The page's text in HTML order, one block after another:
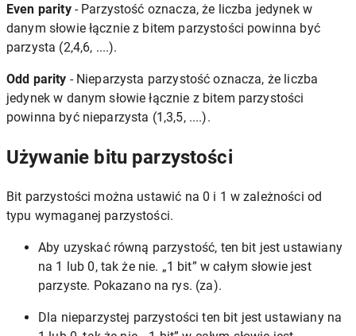
Even parity- Parzystość oznacza, że ​​liczba jedynek w
danym słowie łącznie z bitem parzystości powinna być
parzysta (2,4,6, ....).
Odd parity - Nieparzysta parzystość oznacza, że ​​liczba
jedynek w danym słowie łącznie z bitem parzystości
powinna być nieparzysta (1,3,5, ....).
Używanie bitu parzystości
Bit parzystości można ustawić na 0 i 1 w zależności od
typu wymaganej parzystości.
Aby uzyskać równą parzystość, ten bit jest ustawiany
na 1 lub 0, tak że nie. „1 bit” w całym słowie jest
parzyste. Pokazano na rys. (za).
Dla nieparzystej parzystości ten bit jest ustawiany na